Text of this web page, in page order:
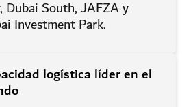
Dubai South, JAFZA y
Investment Park.
logística líder en el